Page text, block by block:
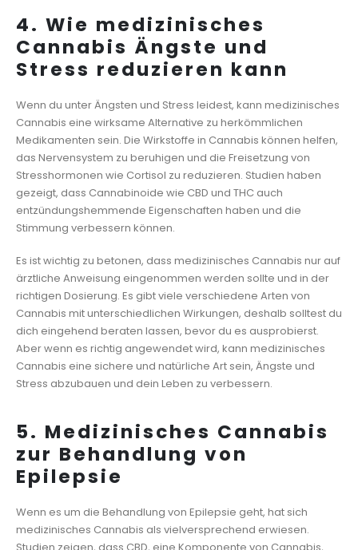
4. Wie medizinisches
Cannabis Ängste und
Stress reduzieren kann
Wenn du unter Ängsten und Stress leidest, kann medizinisches
Cannabis eine wirksame Alternative zu herkömmlichen
Medikamenten sein. Die Wirkstoffe in Cannabis können helfen,
das Nervensystem zu beruhigen und die Freisetzung von
Stresshormonen wie Cortisol zu reduzieren. Studien haben
gezeigt, dass Cannabinoide wie CBD und THC auch
entzündungshemmende Eigenschaften haben und die
Stimmung verbessern können.
Es ist wichtig zu betonen, dass medizinisches Cannabis nur auf
ärztliche Anweisung eingenommen werden sollte und in der
richtigen Dosierung. Es gibt viele verschiedene Arten von
Cannabis mit unterschiedlichen Wirkungen, deshalb solltest du
dich eingehend beraten lassen, bevor du es ausprobierst.
Aber wenn es richtig angewendet wird, kann medizinisches
Cannabis eine sichere und natürliche Art sein, Ängste und
Stress abzubauen und dein Leben zu verbessern.
5. Medizinisches Cannabis
zur Behandlung von
Epilepsie
Wenn es um die Behandlung von Epilepsie geht, hat sich
medizinisches Cannabis als vielversprechend erwiesen.